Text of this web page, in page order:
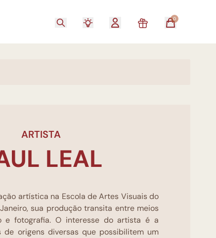
0
ARTISTA
LEAL
artística na Escola de Artes Visuais do
sua produção transita entre meios
e fotografia. O interesse do artista é a
de origens diversas que possibilitem um